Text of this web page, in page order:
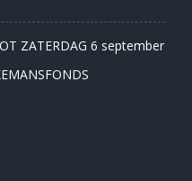
ZATERDAG 6 september